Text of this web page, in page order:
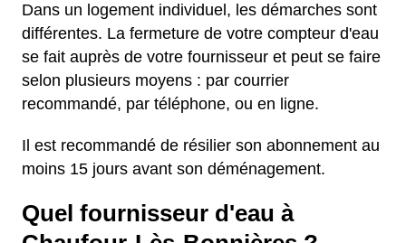
Dans un logement individuel, les démarches sont
différentes. La fermeture de votre compteur d'eau
se fait auprès de votre fournisseur et peut se faire
selon plusieurs moyens : par courrier
recommandé, par téléphone, ou en ligne.
Il est recommandé de résilier son abonnement au
moins 15 jours avant son déménagement.
Quel fournisseur d'eau à